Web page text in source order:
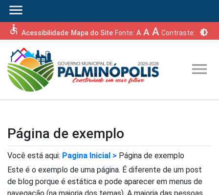
menu
accessible Acessibilidade Mapa do Site Fonte: A A A Contraste: brightness_6
menu
Página de exemplo
Você está aqui: Pagina Inicial > Página de exemplo
Este é o exemplo de uma página. É diferente de um post
de blog porque é estática e pode aparecer em menus de